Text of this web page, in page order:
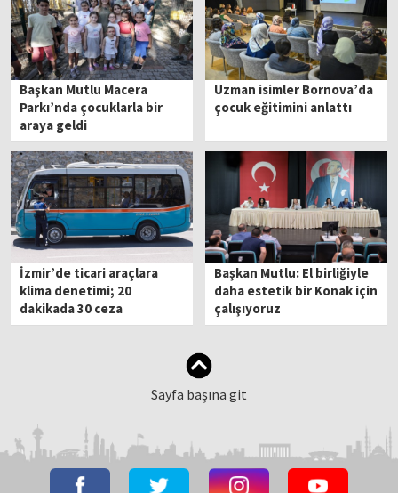
Başkan Mutlu Macera
Parkı’nda çocuklarla bir
araya geldi
Uzman isimler Bornova’da
çocuk eğitimini anlattı
İzmir’de ticari araçlara
klima denetimi; 20
dakikada 30 ceza
Başkan Mutlu: El birliğiyle
daha estetik bir Konak için
çalışıyoruz
Sayfa başına git